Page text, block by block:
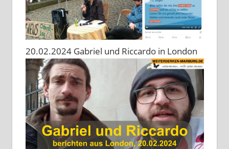
20.02.2024 Gabriel und Riccardo in London